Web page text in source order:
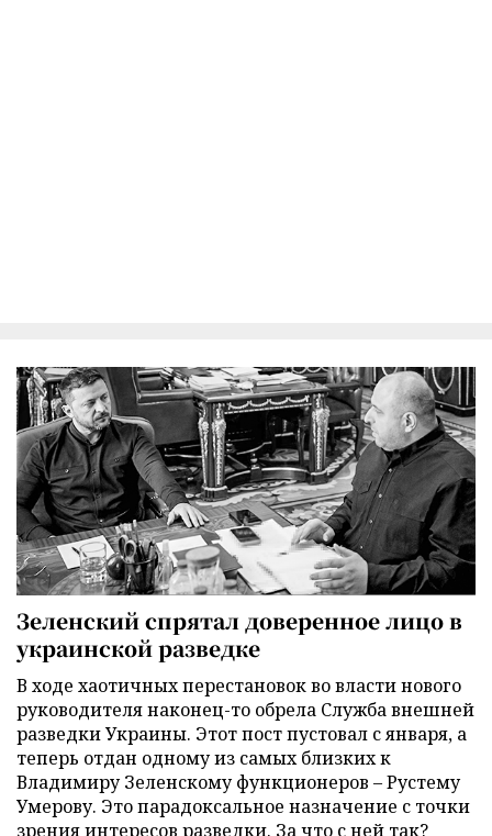
Зеленский спрятал доверенное лицо в
украинской разведке
В ходе хаотичных перестановок во власти нового
руководителя наконец-то обрела Служба внешней
разведки Украины. Этот пост пустовал с января, а
теперь отдан одному из самых близких к
Владимиру Зеленскому функционеров – Рустему
Умерову. Это парадоксальное назначение с точки
зрения интересов разведки. За что с ней так?